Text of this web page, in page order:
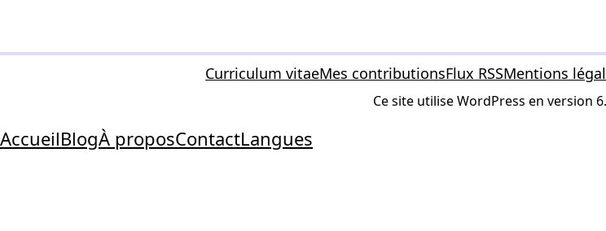
Curriculum vitaeMes contributionsFlux RSSMentions
Ce site utilise WordPress en version
AccueilBlogÀ proposContactLangues